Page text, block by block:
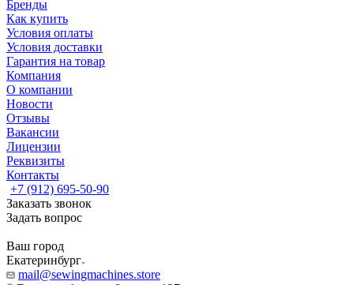
Бренды
Как купить
Условия оплаты
Условия доставки
Гарантия на товар
Компания
О компании
Новости
Отзывы
Вакансии
Лицензии
Реквизиты
Контакты
+7 (912) 695-50-90
Заказать звонок
Задать вопрос
Ваш город
Екатеринбург
mail@sewingmachines.store